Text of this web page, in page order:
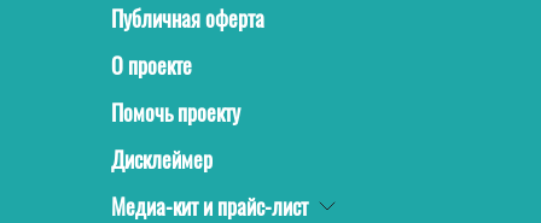
Публичная оферта
О проекте
Помочь проекту
Дисклеймер
Медиа-кит и прайс-лист